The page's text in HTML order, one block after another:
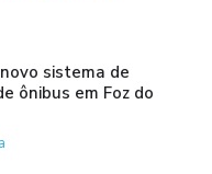
sistema de
ônibus em Foz do